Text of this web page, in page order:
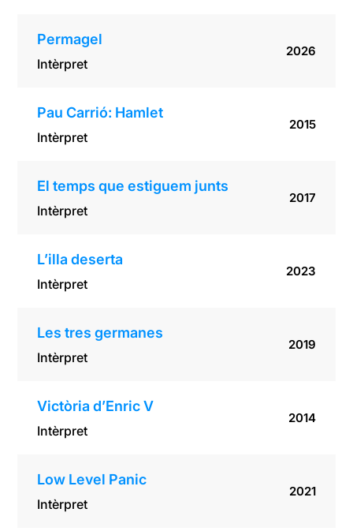
Permagel
Intèrpret
2026
Pau Carrió: Hamlet
Intèrpret
2015
El temps que estiguem junts
Intèrpret
2017
L’illa deserta
Intèrpret
2023
Les tres germanes
Intèrpret
2019
Victòria d’Enric V
Intèrpret
2014
Low Level Panic
Intèrpret
2021